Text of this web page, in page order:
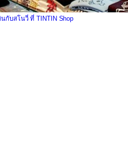
กับสโนวี่ ที่ TINTIN Shop